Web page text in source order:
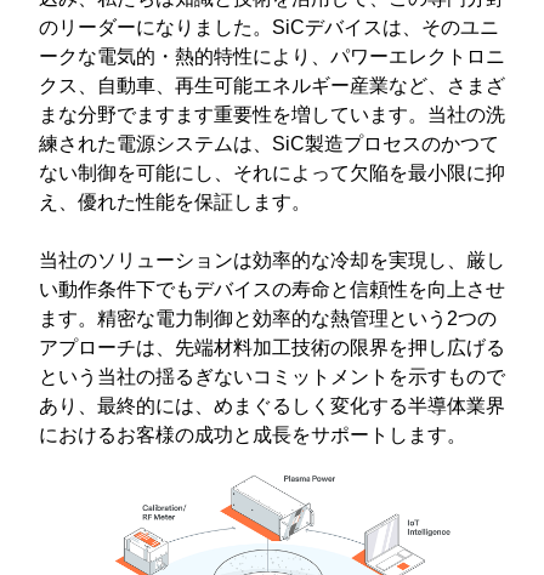
のリーダーになりました。SiCデバイスは、そのユニ
ークな電気的・熱的特性により、パワーエレクトロニ
クス、自動車、再生可能エネルギー産業など、さまざ
まな分野でますます重要性を増しています。当社の洗
練された電源システムは、SiC製造プロセスのかつて
ない制御を可能にし、それによって欠陥を最小限に抑
え、優れた性能を保証します。
当社のソリューションは効率的な冷却を実現し、厳し
い動作条件下でもデバイスの寿命と信頼性を向上させ
ます。精密な電力制御と効率的な熱管理という2つの
アプローチは、先端材料加工技術の限界を押し広げる
という当社の揺るぎないコミットメントを示すもので
あり、最終的には、めまぐるしく変化する半導体業界
におけるお客様の成功と成長をサポートします。